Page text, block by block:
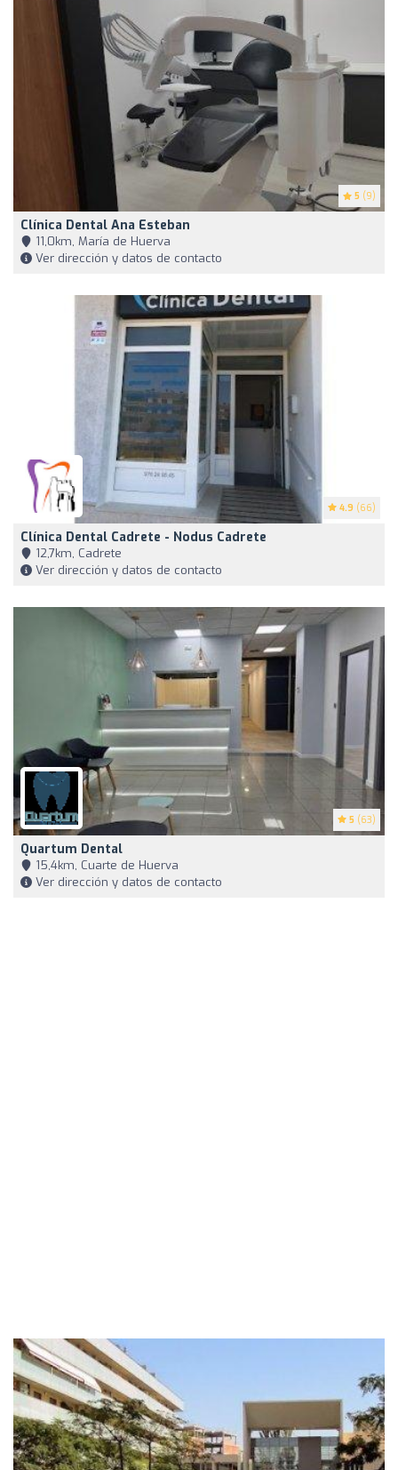
5 (9)
Clínica Dental Ana Esteban
11,0km, María de Huerva
Ver dirección y datos de contacto
4.9 (66)
Clínica Dental Cadrete - Nodus Cadrete
12,7km, Cadrete
Ver dirección y datos de contacto
5 (63)
Quartum Dental
15,4km, Cuarte de Huerva
Ver dirección y datos de contacto